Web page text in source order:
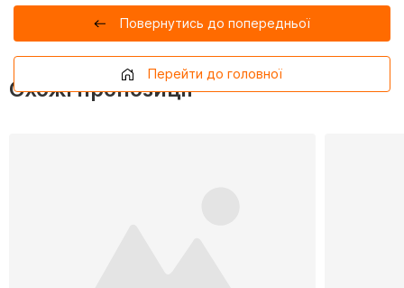
Повернутись до попередньої
Перейти до головної
Схожі пропозиції